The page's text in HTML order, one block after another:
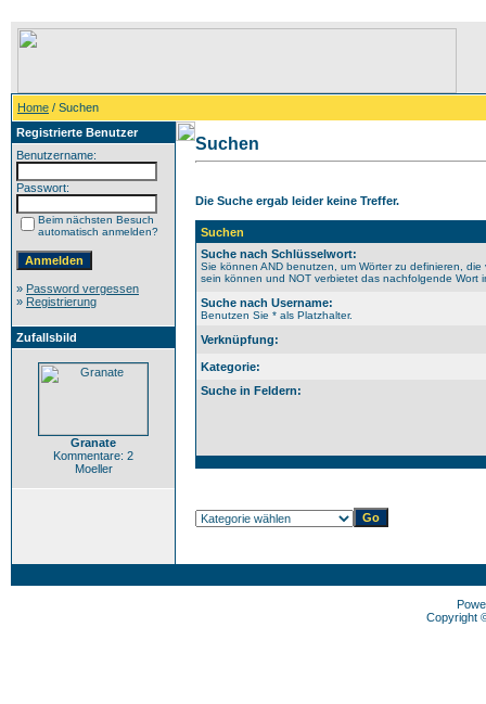
Home / Suchen
Registrierte Benutzer
Benutzername:
Passwort:
Beim nächsten Besuch
automatisch anmelden?
» Password vergessen
» Registrierung
Zufallsbild
Granate
Kommentare: 2
Moeller
Suchen
Die Suche ergab leider keine Treffer.
Suchen
Suche nach Schlüsselwort:
Sie können AND benutzen, um Wörter zu definieren,
sein können und NOT verbietet das nachfolgende Wort
Suche nach Username:
Benutzen Sie * als Platzhalter.
Verknüpfung:
Kategorie:
Suche in Feldern:
Copyright